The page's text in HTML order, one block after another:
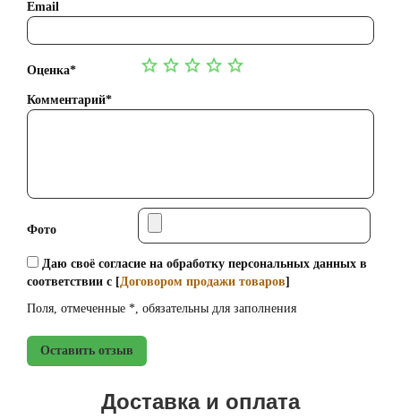
Email
Оценка*
Комментарий*
Фото
Даю своё согласие на обработку персональных данных в
соответствии с [Договором продажи товаров]
Поля, отмеченные *, обязательны для заполнения
Оставить отзыв
Доставка и оплата